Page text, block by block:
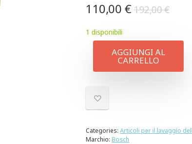
192,00€
110,00 €
1 disponibili
AGGIUNGI AL
CARRELLO
Categories: Articoli per il lavaggio
Marchio: Bosch